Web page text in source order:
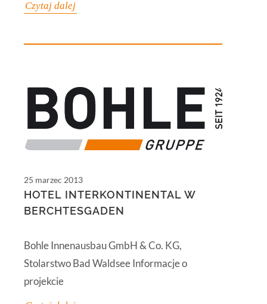
Czytaj dalej
25 marzec 2013
HOTEL INTERKONTINENTAL W
BERCHTESGADEN
Bohle Innenausbau GmbH & Co. KG,
Stolarstwo Bad Waldsee Informacje o
projekcie